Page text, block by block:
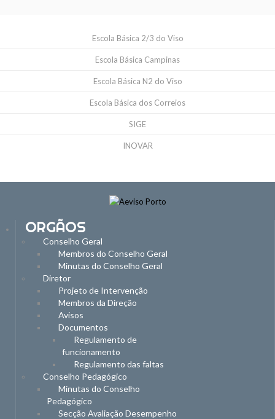
Escola Básica 2/3 do Viso
Escola Básica Campinas
Escola Básica N2 do Viso
Escola Básica dos Correios
SIGE
INOVAR
ORGÃOS
Conselho Geral
Membros do Conselho Geral
Minutas do Conselho Geral
Diretor
Projeto de Intervenção
Membros da Direção
Avisos
Documentos
Regulamento de
funcionamento
Regulamento das faltas
Conselho Pedagógico
Minutas do Conselho
Pedagógico
Secção Avaliação Desempenho